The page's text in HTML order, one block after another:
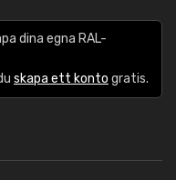
dina egna RAL-
skapa ett konto gratis.